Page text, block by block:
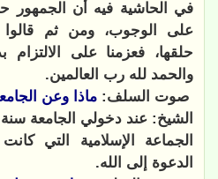
في الحاشية فيه أن الجمهور
على الوجوب، ومن ثم
حلقها، فعزمنا على الالتزام
والحمد لله رب العالمين.
صوت السلف: ماذا وعن
الجماعة الإسلامية التي
الدعوة إلى الله.